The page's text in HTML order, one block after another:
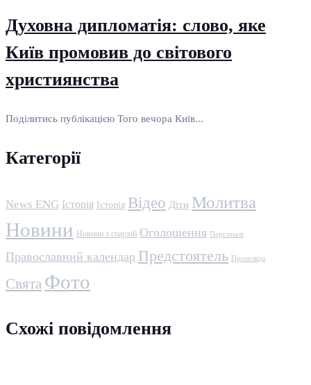
Духовна дипломатія: слово, яке
Київ промовив до світового
християнства
Поділитись публікацією Того вечора Київ...
Категорії
News ENG Історія Історія Відео Діти Молитва
Новини Новини з єпархій Оголошення Персоналі
Православний календар Предстоятель Проповіді
Свята Фото
Схожі повідомлення